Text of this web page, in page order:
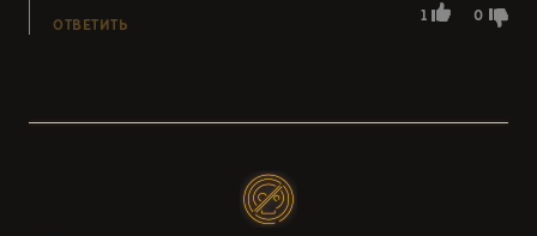
1 0
ОТВЕТИТЬ